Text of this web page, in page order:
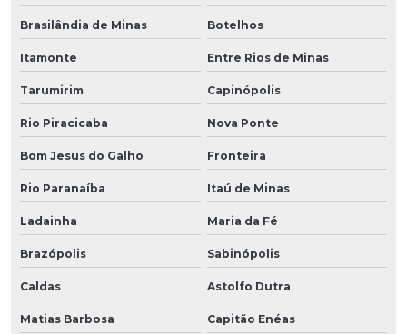
Brasilândia de Minas Botelhos
Itamonte Entre Rios de Minas
Tarumirim Capinópolis
Rio Piracicaba Nova Ponte
Bom Jesus do Galho Fronteira
Rio Paranaíba Itaú de Minas
Ladainha Maria da Fé
Brazópolis Sabinópolis
Caldas Astolfo Dutra
Matias Barbosa Capitão Enéas